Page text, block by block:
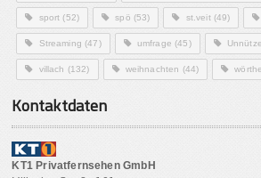
sport (52) spö (53) st.veit(49)
Streaming (47) umfrage (45)
villach (132) weihnachten (44)
Kontaktdaten
KT1 Privatfernsehen GmbH